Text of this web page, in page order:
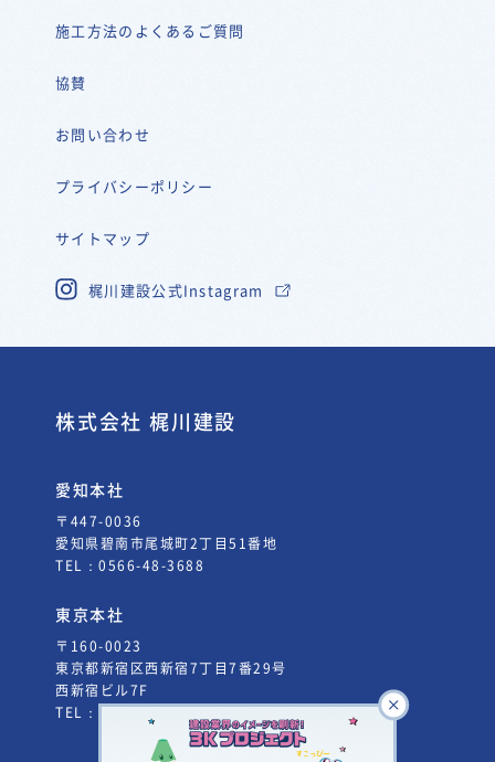
施工方法のよくあるご質問
協賛
お問い合わせ
プライバシーポリシー
サイトマップ
梶川建設公式Instagram
株式会社 梶川建設
愛知本社
〒447-0036
愛知県碧南市尾城町2丁目51番地
TEL： 0566-48-3688
東京本社
〒160-0023
東京都新宿区西新宿7丁目7番29号
西新宿ビル7F
TEL： 03-5338-3660